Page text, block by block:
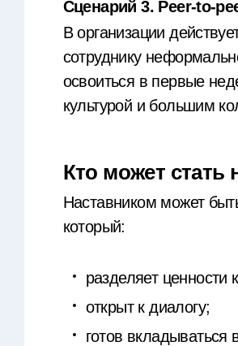
Сценарий 3. Peer-to-
В организации
сотруднику
освоиться в первые
культурой и большим
Кто может стать
Наставником может
который:
разделяет ценности
открыт к диалогу;
готов вкладываться